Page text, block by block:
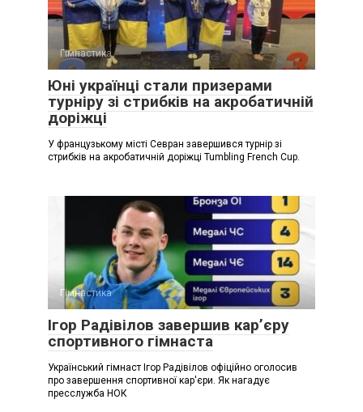
Гімнастика
Юні українці стали призерами
турніру зі стрибків на акробатичній
доріжці
У французькому місті Севран завершився турнір зі
стрибків на акробатичній доріжці Tumbling French Cup.
Гімнастика
Ігор Радівілов завершив кар’єру
спортивного гімнаста
Український гімнаст Ігор Радівілов офіційно оголосив
про завершення спортивної кар'єри. Як нагадує
пресслужба НОК